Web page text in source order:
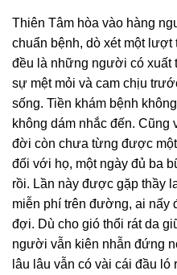
Thiên Tâm hòa vào hàng
chuẩn bệnh, dò xét một
đều là những người có xuất
sự mệt mỏi và cam chịu
sống. Tiền khám bệnh
không dám nhắc đến.
đời còn chưa từng được
đối với họ, một ngày đủ ba
rồi. Lần này được gặp thầy
miễn phí trên đường, ai nấy
đợi. Dù cho gió thổi rát da
người vẫn kiên nhẫn đứng
lâu lâu vẫn có vài cái đầu ló